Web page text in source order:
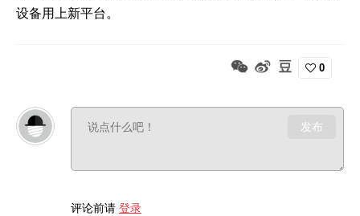
设备用上新平台。
0
发布
评论前请 登录